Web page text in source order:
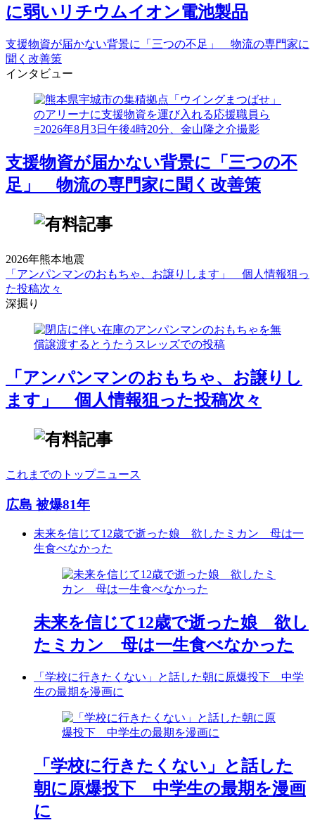
に弱いリチウムイオン電池製品
支援物資が届かない背景に「三つの不足」 物流の専門家に
聞く改善策
インタビュー
支援物資が届かない背景に「三つの不
足」 物流の専門家に聞く改善策
2026年熊本地震
「アンパンマンのおもちゃ、お譲りします」 個人情報狙っ
た投稿次々
深掘り
「アンパンマンのおもちゃ、お譲りし
ます」 個人情報狙った投稿次々
これまでのトップニュース
広島 被爆81年
未来を信じて12歳で逝った娘 欲したミカン 母は一
生食べなかった
未来を信じて12歳で逝った娘 欲し
たミカン 母は一生食べなかった
「学校に行きたくない」と話した朝に原爆投下 中学
生の最期を漫画に
「学校に行きたくない」と話した
朝に原爆投下 中学生の最期を漫画
に